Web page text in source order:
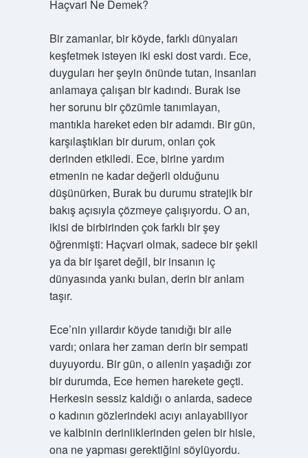
Haçvari Ne Demek?
Bir zamanlar, bir köyde, farklı dünyaları
keşfetmek isteyen iki eski dost vardı. Ece,
duyguları her şeyin önünde tutan, insanları
anlamaya çalışan bir kadındı. Burak ise
her sorunu bir çözümle tanımlayan,
mantıkla hareket eden bir adamdı. Bir gün,
karşılaştıkları bir durum, onları çok
derinden etkiledi. Ece, birine yardım
etmenin ne kadar değerli olduğunu
düşünürken, Burak bu durumu stratejik bir
bakış açısıyla çözmeye çalışıyordu. O an,
ikisi de birbirinden çok farklı bir şey
öğrenmişti: Haçvari olmak, sadece bir şekil
ya da bir işaret değil, bir insanın iç
dünyasında yankı bulan, derin bir anlam
taşır.
Ece’nin yıllardır köyde tanıdığı bir aile
vardı; onlara her zaman derin bir sempati
duyuyordu. Bir gün, o ailenin yaşadığı zor
bir durumda, Ece hemen harekete geçti.
Herkesin sessiz kaldığı o anlarda, sadece
o kadının gözlerindeki acıyı anlayabiliyor
ve kalbinin derinliklerinden gelen bir hisle,
ona ne yapması gerektiğini söylüyordu.